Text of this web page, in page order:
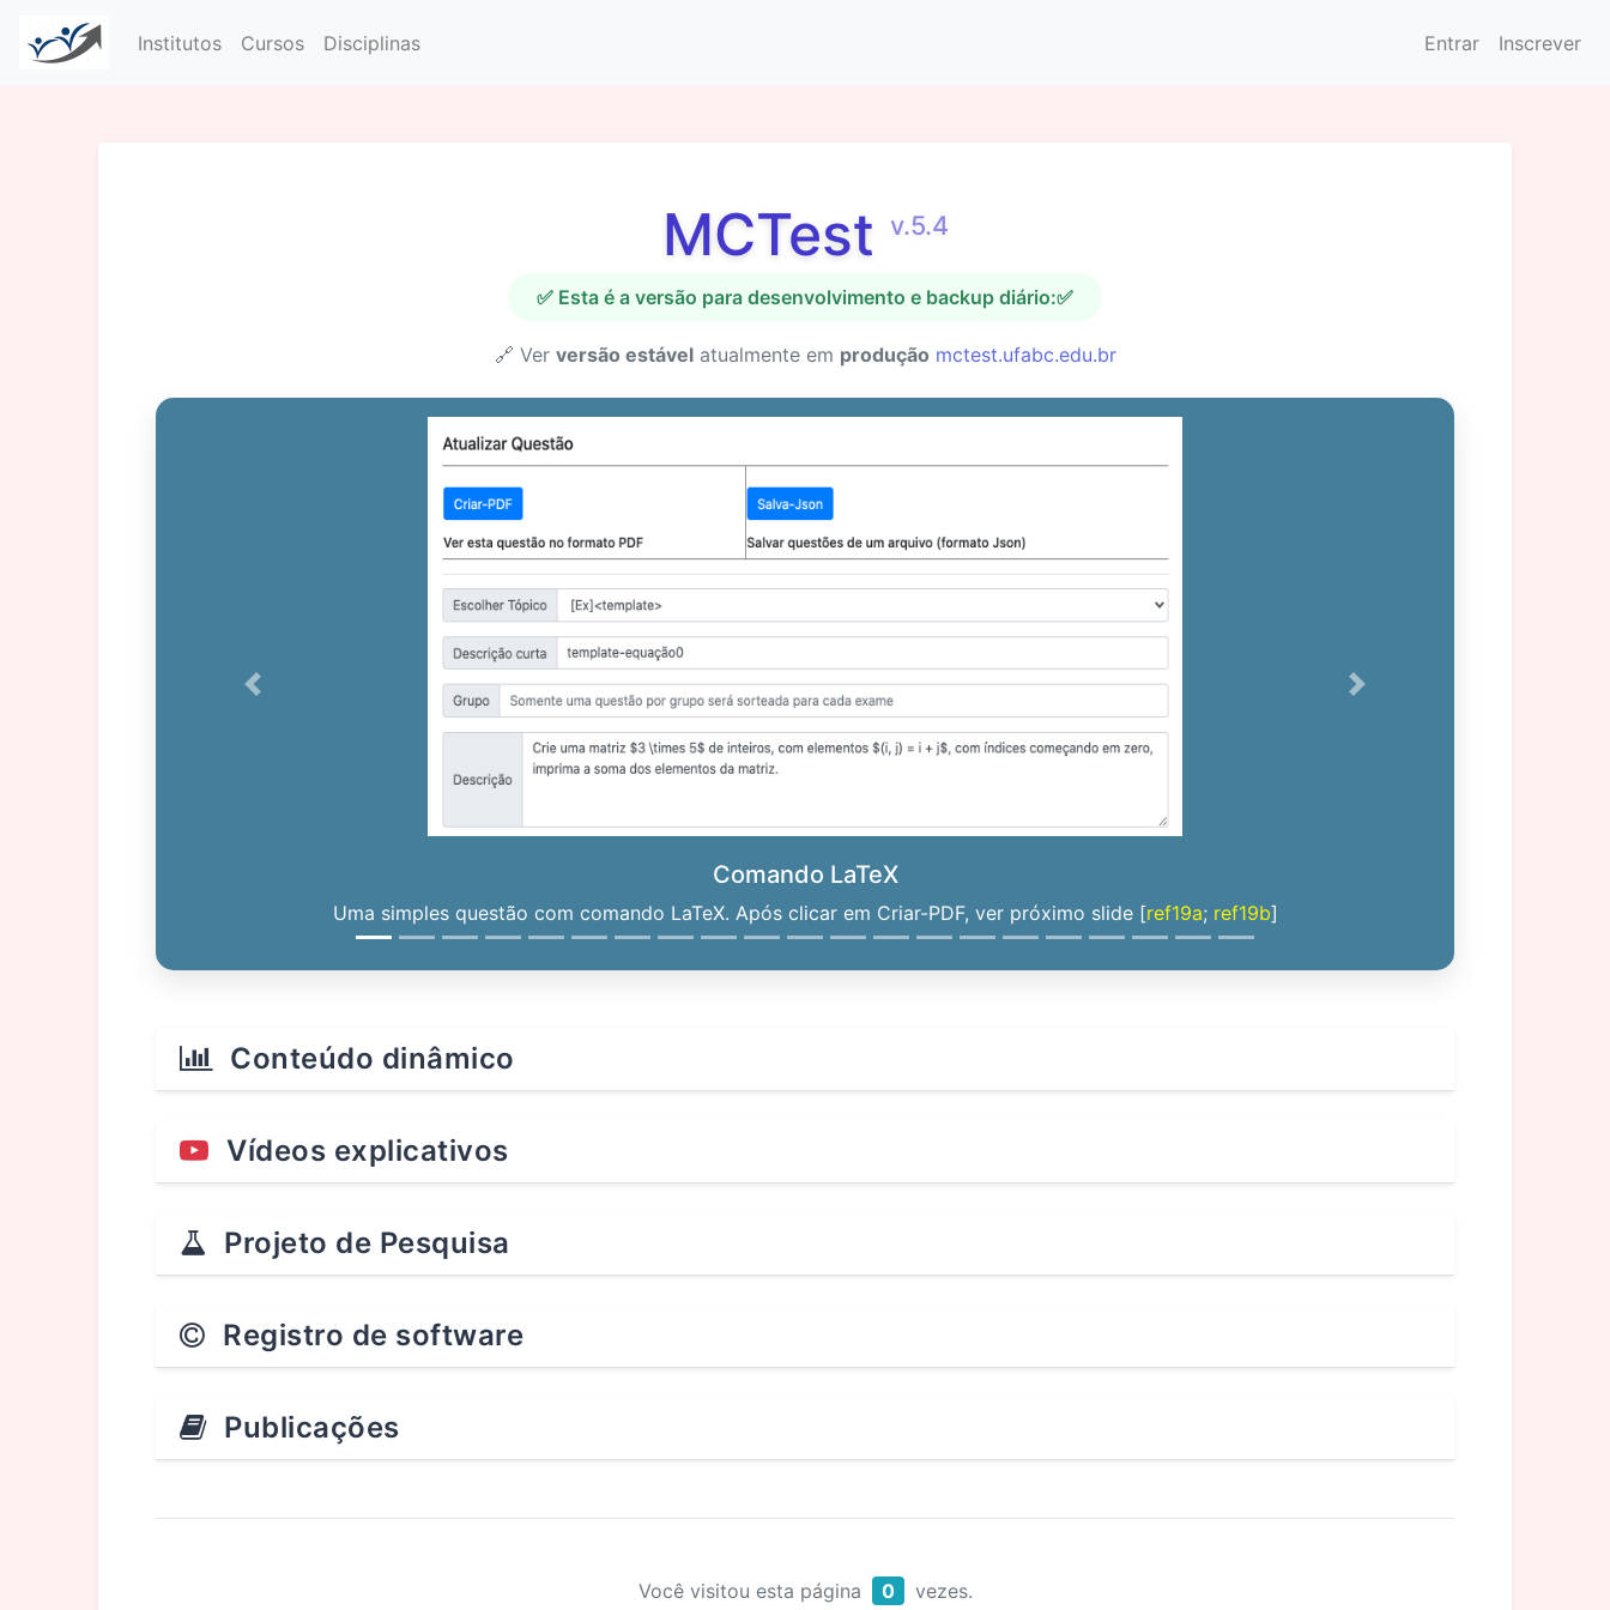
Institutos Cursos Disciplinas Entrar Inscrever
MCTest v.5.4
✅ Esta é a versão para desenvolvimento e backup diário:✅
🔗 Ver versão estávelatualmente em produção mctest.ufabc.edu.br
Comando LaTeX
Uma simples questão com comando LaTeX. Após clicar em Criar-PDF, ver próximo slide [ref19a; ref19b]
Previous Next
Conteúdo dinâmico
Vídeos explicativos
Projeto de Pesquisa
Registro de software
Publicações
Você visitou esta página 0 vezes.